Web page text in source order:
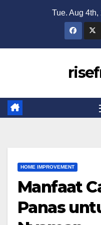
Tue. Aug 4th,
HOME IMPROVEMENT
Manfaat
Panas